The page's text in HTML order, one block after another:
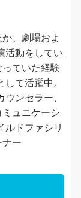
、劇場およ
活動をしてい
ていた経験
て活躍中。
ンセラー、
ュニケーシ
ルドファシリ
ー